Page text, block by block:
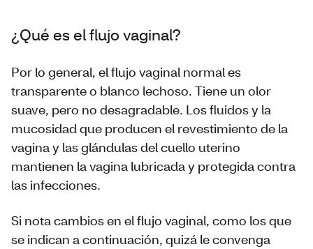
¿Qué es el flujo vaginal?
Por lo general, el flujo vaginal normal es
transparente o blanco lechoso. Tiene un olor
suave, pero no desagradable. Los fluidos y la
mucosidad que producen el revestimiento de la
vagina y las glándulas del cuello uterino
mantienen la vagina lubricada y protegida contra
las infecciones.
Si nota cambios en el flujo vaginal, como los que
se indican a continuación, quizá le convenga